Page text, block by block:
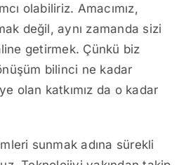
olabiliriz. Amacımız,
değil, aynı zamanda sizi
getirmek. Çünkü biz
bilinci ne kadar
olan katkımız da o kadar
sunmak adına sürekli